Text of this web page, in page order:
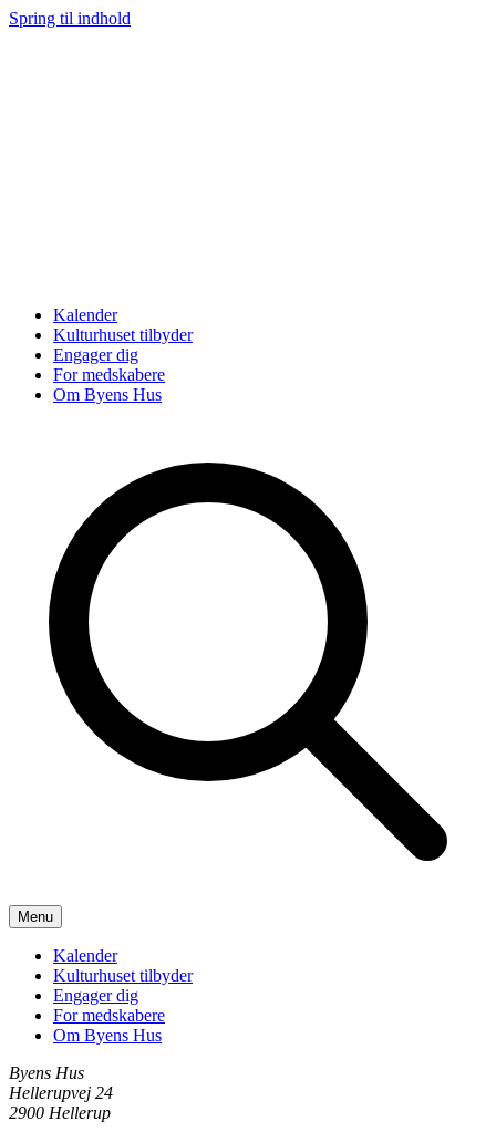
Spring til indhold
Kalender
Kulturhuset tilbyder
Engager dig
For medskabere
Om Byens Hus
Menu
Kalender
Kulturhuset tilbyder
Engager dig
For medskabere
Om Byens Hus
Byens Hus
Hellerupvej 24
2900 Hellerup